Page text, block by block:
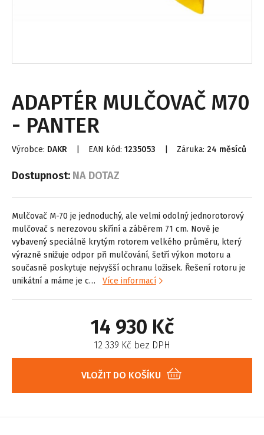
ADAPTÉR MULČOVAČ M70
- PANTER
Výrobce: DAKR EAN kód: 1235053 Záruka: 24 měsíců
Dostupnost: NA DOTAZ
Mulčovač M-70 je jednoduchý, ale velmi odolný jednorotorový
mulčovač s nerezovou skříní a záběrem 71 cm. Nově je
vybavený speciálně krytým rotorem velkého průměru, který
výrazně snižuje odpor při mulčování, šetří výkon motoru a
současně poskytuje nejvyšší ochranu ložisek. Řešení rotoru je
unikátní a máme je c… Více informací
14 930 Kč
12 339 Kč bez DPH
VLOŽIT DO KOŠÍKU